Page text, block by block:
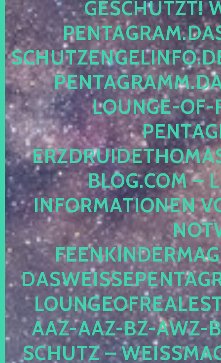
ESCHÜTZT!
OUNGE-OF-
LOG.COM –
NFORMATIONEN
AZ-AAZ-BZ-AWZ-
CHUTZ –